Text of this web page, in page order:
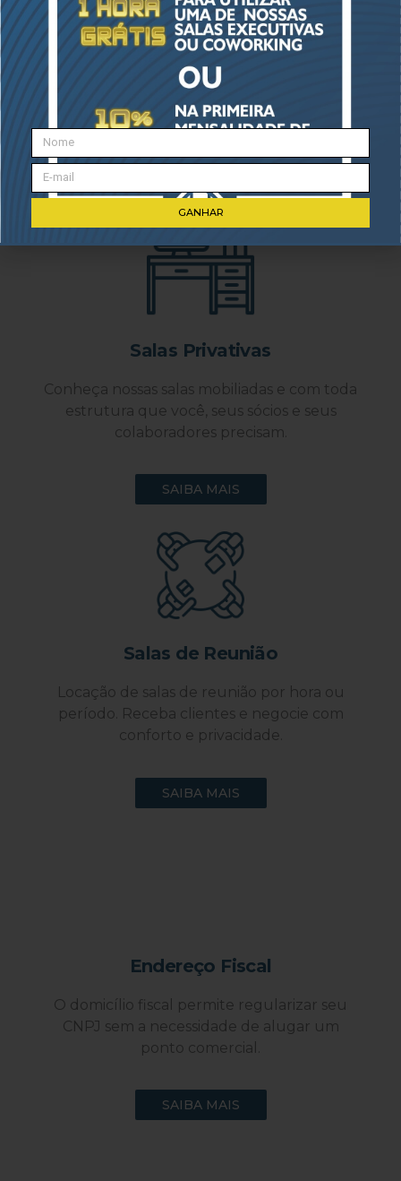
SERVIÇOS
As melhores
soluções para o seu
negócio
Salas Privativas
Conheça nossas salas mobiliadas e com toda
estrutura que você, seus sócios e seus
colaboradores precisam.
SAIBA MAIS
Salas de Reunião
Locação de salas de reunião por hora ou
período. Receba clientes e negocie com
conforto e privacidade.
SAIBA MAIS
Endereço Fiscal
O domicílio fiscal permite regularizar seu
CNPJ sem a necessidade de alugar um
ponto comercial.
SAIBA MAIS
GANHAR